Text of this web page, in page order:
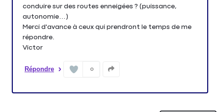
conduire sur des routes enneigées ? (puissance,
autonomie…)
Merci d'avance à ceux qui prendront le temps de me
répondre.
Victor
Répondre 0